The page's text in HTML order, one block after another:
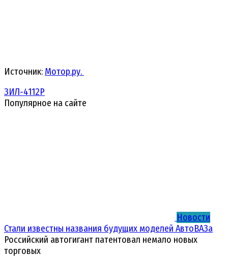
Источник: Мотор.ру.
ЗИЛ-4112Р
Популярное на сайте
Новости
Стали известны названия будущих моделей АвтоВАЗа
Российский автогигант патентовал немало новых
торговых